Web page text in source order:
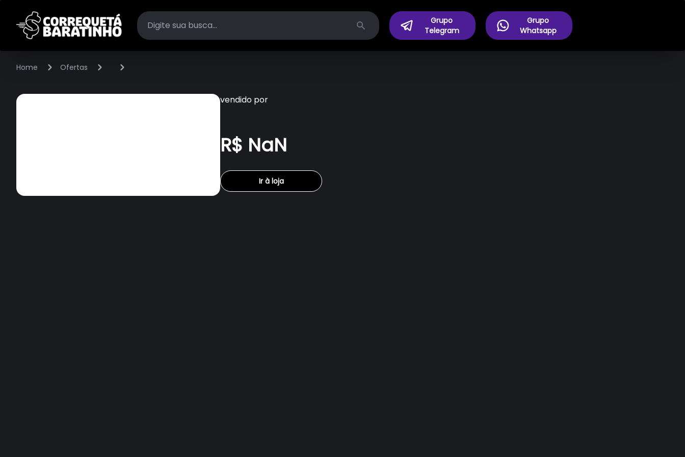
Search
Grupo
Telegram
Grupo
Whatsapp
Home Ofertas
vendido por
R$ NaN
Ir à loja